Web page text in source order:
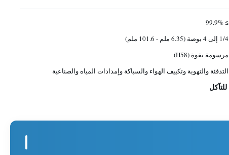
≥ 99.9%
1/4 إلى 4 بوصة (6.35 ملم - 101.6 ملم)
مرسومة بقوة (H58)
التدفئة والتهوية وتكييف الهواء والسباكة وإمدادات المياه والصناعية